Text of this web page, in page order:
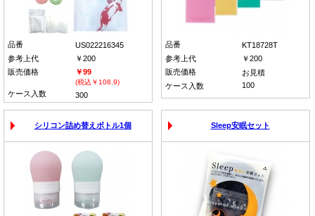
品番
US022216345
参考上代
￥200
販売価格
￥99
(税込￥108.9)
ケース入数 300
品番
KT18728T
参考上代
￥200
販売価格
お見積
ケース入数
100
シリコン詰め替えボトル1個 Sleep安眠セット